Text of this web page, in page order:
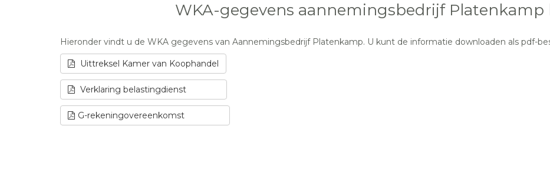
WKA-gegevens aannemingsbedrijf Platenkamp
Hieronder vindt u de WKA gegevens van Aannemingsbedrijf Platenkamp. U kunt de informatie downloaden als pdf-
Uittreksel Kamer van Koophandel
Verklaring belastingdienst
G-rekeningovereenkomst